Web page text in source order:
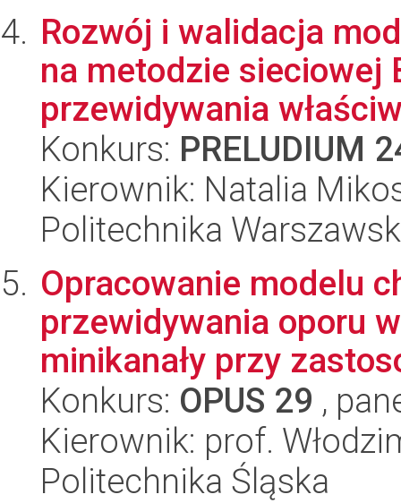
Rozwój i walidacja
na metodzie sieciowej
przewidywania
Konkurs: PRELUDIUM
Kierownik: Natalia
Politechnika
Opracowanie modelu
przewidywania oporu
minikanały przy
Konkurs: OPUS 29 ,
Kierownik: prof.
Politechnika Śląska